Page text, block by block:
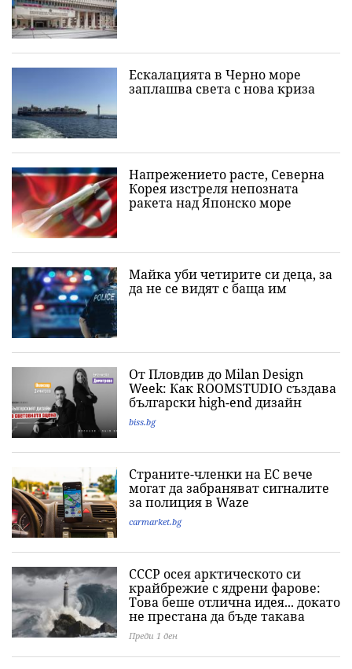
Ескалацията в Черно море
заплашва света с нова криза
Напрежението расте, Северна
Корея изстреля непозната
ракета над Японско море
Майка уби четирите си деца, за
да не се видят с баща им
От Пловдив до Milan Design
Week: Как ROOMSTUDIO създава
български high-end дизайн
biss.bg
Страните-членки на ЕС вече
могат да забраняват сигналите
за полиция в Waze
carmarket.bg
СССР осея арктическото си
крайбрежие с ядрени фарове:
Това беше отлична идея... докато
не престана да бъде такава
Преди 1 ден